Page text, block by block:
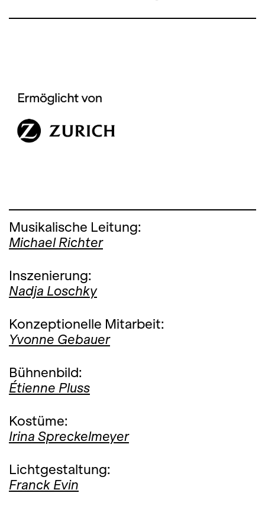
Musikalische Leitung:
Michael Richter
Inszenierung:
Nadja Loschky
Konzeptionelle Mitarbeit:
Yvonne Gebauer
Bühnenbild:
Étienne Pluss
Kostüme:
Irina Spreckelmeyer
Lichtgestaltung:
Franck Evin